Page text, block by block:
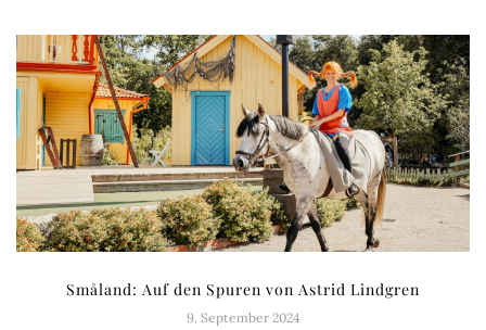
Småland: Auf den Spuren von Astrid Lindgren
9. September 2024